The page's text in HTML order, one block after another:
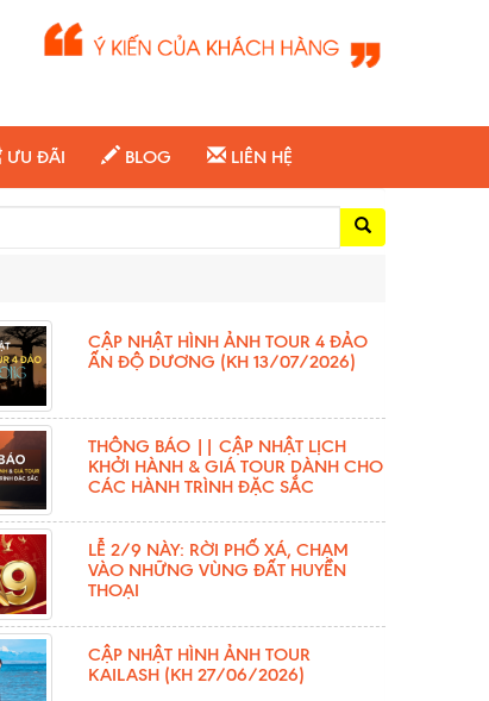
ƯU ĐÃI BLOG LIÊN HỆ
CẬP NHẬT HÌNH ẢNH TOUR 4 ĐẢO
ẤN ĐỘ DƯƠNG (KH 13/07/2026)
THÔNG BÁO || CẬP NHẬT LỊCH
KHỞI HÀNH & GIÁ TOUR DÀNH CHO
CÁC HÀNH TRÌNH ĐẶC SẮC
LỄ 2/9 NÀY: RỜI PHỐ XÁ, CHẠM
VÀO NHỮNG VÙNG ĐẤT HUYỀN
THOẠI
CẬP NHẬT HÌNH ẢNH TOUR
KAILASH (KH 27/06/2026)